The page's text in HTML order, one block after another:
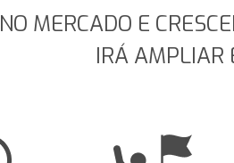
MERCADO E
IRÁ AMPLIAR